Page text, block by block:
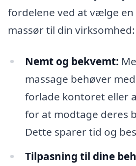
fordelene ved at vælge
massør til din virksomhed:
Nemt og bekvemt:
massage behøver
forlade kontoret eller
for at modtage deres
Dette sparer tid og
Tilpasning til dine